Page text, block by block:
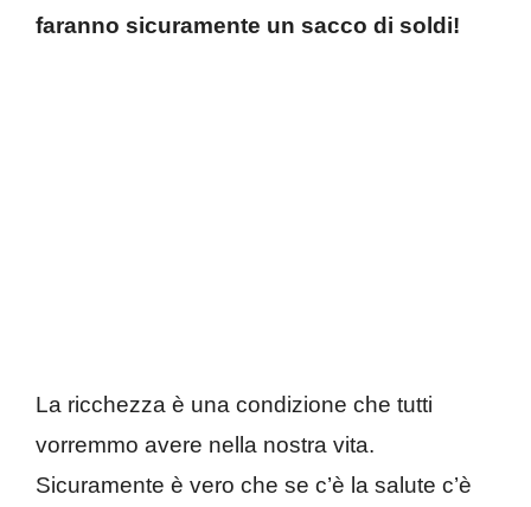
faranno sicuramente un sacco di soldi!
La ricchezza è una condizione che tutti
vorremmo avere nella nostra vita.
Sicuramente è vero che se c’è la salute c’è